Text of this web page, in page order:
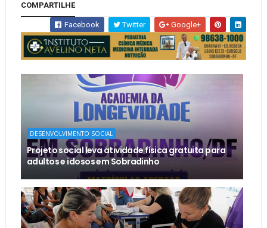
COMPARTILHE
Facebook Twitter Google+
DESENVOLVIMENTO SOCIAL
Projeto social leva atividade física gratuita para
adultos e idosos em Sobradinho